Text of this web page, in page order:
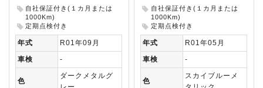
自社保証付き(１カ月または
1000Km)
定期点検付き
年式
R01年09月
車検
-
色
ダークメタルグ
自社保証付き(１カ月または
1000Km)
定期点検付き
年式
R01年05月
車検
-
色
スカイブルーメ